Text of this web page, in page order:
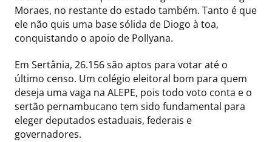
Moraes, no restante do estado também. Tanto é que
ele não quis uma base sólida de Diogo à toa,
conquistando o apoio de Pollyana.
Em Sertânia, 26.156 são aptos para votar até o
último censo. Um colégio eleitoral bom para quem
deseja uma vaga na ALEPE, pois todo voto conta e o
sertão pernambucano tem sido fundamental para
eleger deputados estaduais, federais e
governadores.